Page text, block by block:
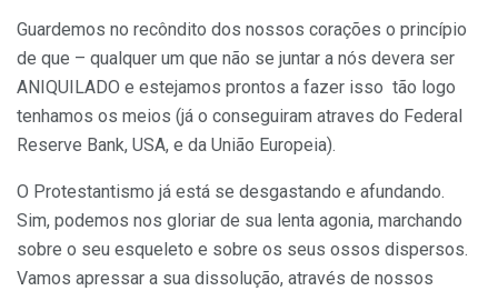
Guardemos no recôndito dos nossos corações o princípio
de que – qualquer um que não se juntar a nós devera ser
ANIQUILADO e estejamos prontos a fazer isso tão logo
tenhamos os meios (já o conseguiram atraves do Federal
Reserve Bank, USA, e da União Europeia).
O Protestantismo já está se desgastando e afundando.
Sim, podemos nos gloriar de sua lenta agonia, marchando
sobre o seu esqueleto e sobre os seus ossos dispersos.
Vamos apressar a sua dissolução, através de nossos